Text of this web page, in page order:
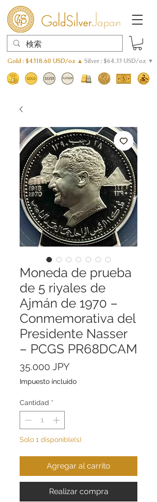
Gold : $4318.60 USD/oz ▲ Silver : $64.33 USD/oz ▼
Moneda de prueba
de 5 riyales de
Ajmán de 1970 –
Conmemorativa del
Presidente Nasser
– PCGS PR68DCAM
35.000 JPYPrecio
Impuesto incluido
Cantidad *
Solo 1 disponible(s)
Agregar al carrito
Realizar compra